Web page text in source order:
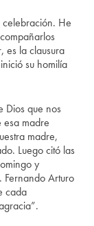
celebración. He
es la clausura
su homilía
Dios que nos
madre
madre,
Luego citó las
y
Fernando Arturo
cada